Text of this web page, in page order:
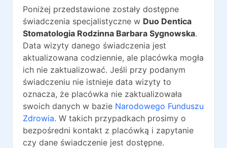
Poniżej przedstawione zostały dostępne
świadczenia specjalistyczne w Duo Dentica
Stomatologia Rodzinna Barbara Sygnowska.
Data wizyty danego świadczenia jest
aktualizowana codziennie, ale placówka mogła
ich nie zaktualizować. Jeśli przy podanym
świadczeniu nie istnieje data wizyty to
oznacza, że placówka nie zaktualizowała
swoich danych w bazie Narodowego Funduszu
Zdrowia. W takich przypadkach prosimy o
bezpośredni kontakt z placówką i zapytanie
czy dane świadczenie jest dostępne.